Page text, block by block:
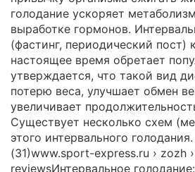
голодание ускоряет
выработке гормонов.
(фастинг, периодический пост)
настоящее время обретает
утверждается, что такой вид
потерю веса, улучшает обмен
увеличивает
Существует несколько схем
этого интервального
(31)www.sport-express.ru › zozh ›
reviewsИнтервальное